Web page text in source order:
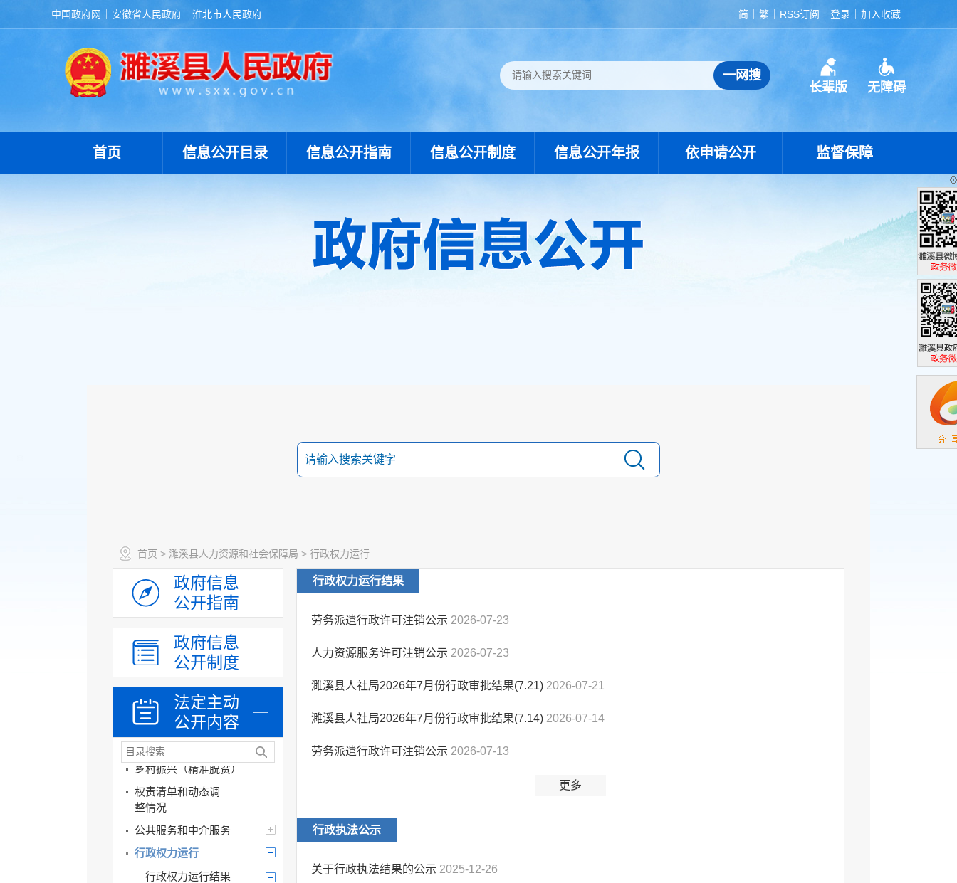
中国政府网 安徽省人民政府 淮北市人民政府 简 繁 RSS订阅 登录 加入收藏
长辈版 无障碍
首页 信息公开目录 信息公开指南 信息公开制度 信息公开年报 依申请公开 监督保障
首页 > 濉溪县人力资源和社会保障局 > 行政权力运行
政府信息
公开指南
政府信息
公开制度
法定主动
公开内容
规划计划
决策部署落实情况
建议提案办理
机构领导
机构设置
人事信息
财政资金
应急管理
乡村振兴（精准脱贫）
权责清单和动态调
整情况
公共服务和中介服务
行政权力运行
行政权力运行结果
行政权力运行结果
劳务派遣行政许可注销公示 2026-07-23
人力资源服务许可注销公示 2026-07-23
濉溪县人社局2026年7月份行政审批结果(7.21) 2026-07-21
濉溪县人社局2026年7月份行政审批结果(7.14) 2026-07-14
劳务派遣行政许可注销公示 2026-07-13
更多
行政执法公示
关于行政执法结果的公示 2025-12-26
濉溪县政
政务微博
濉溪县政
政务微信